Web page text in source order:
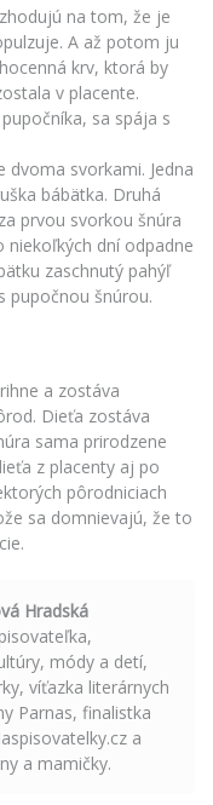
na tom, že je
A až potom ju
krv, ktorá by
v placente.
pupočníka, sa spája s
dvoma svorkami. Jedna
bábätka. Druhá
prvou svorkou šnúra
niekoľkých dní odpadne
zaschnutý pahýľ
pupočnou šnúrou.
a zostáva
Dieťa zostáva
sama prirodzene
z placenty aj po
pôrodniciach
sa domnievajú, že to
Hradská
módy a detí,
víťazka literárnych
Parnas, finalistka
a
a mamičky.